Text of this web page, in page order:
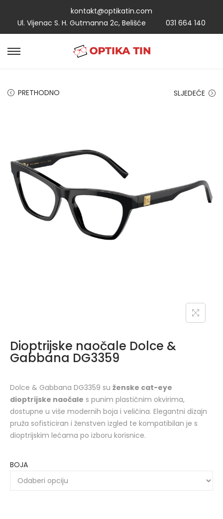
kontakt@optikatin.com
Ul. Vijenac S. H. Gutmanna 2c, Belišće
031 664 140
PRETHODNO SLJEDEĆE
Dioptrijske naočale Dolce &
Gabbana DG3359
Dolce & Gabbana DG3359 su ženske cat-eye
dioptrijske naočale s punim plastičnim okvirima,
dostupne u više modernih boja i veličina. Elegantni dizajn
pruža sofisticiran i ženstven izgled te kompatibilan je s
dioptrijskim lećama po izboru korisnice.
BOJA